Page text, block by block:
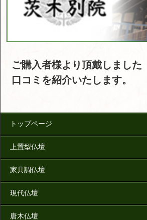
ご購入者様より頂戴しました
口コミを紹介いたします。
トップページ
上置型仏壇
家具調仏壇
現代仏壇
唐木仏壇